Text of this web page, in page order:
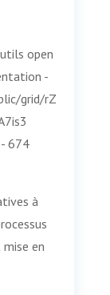
open
-
grid/rZ
674
à
en